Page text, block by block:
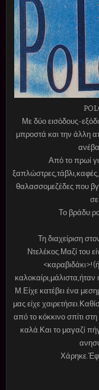
Με δύο εισόδους-
μπροστά και την άλλη
Από το πρωί
θαλασσομεζέδες που
Το
Τη διαχείριση
Ντελέκος.Μαζί του
Μ.Είχε κατέβει ένα
μας είχε
από το κόκκινο σπίτι
καλά.Και το μαγαζί